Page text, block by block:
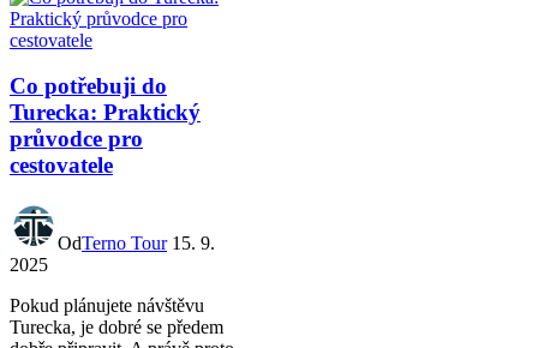
Co potřebuji do
Turecka: Praktický
průvodce pro
cestovatele
OdTerno Tour 15. 9.
2025
Pokud plánujete návštěvu
Turecka, je dobré se předem